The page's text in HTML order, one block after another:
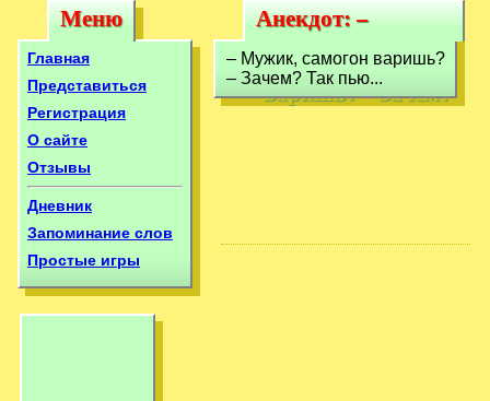
Меню
Меню
Главная
Представиться
Регистрация
О сайте
Отзывы
Дневник
Запоминание слов
Простые игры
Анекдот: –
Мужик, самогон
варишь? – Зачем?
Анекдот: –
Мужик, самогон
варишь? – Зачем?
– Мужик, самогон варишь?
– Зачем? Так пью...